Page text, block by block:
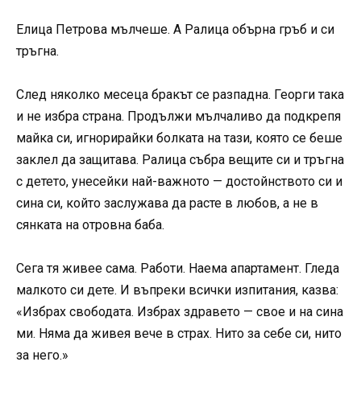
Елица Петрова мълчеше. А Ралица обърна гръб и си
тръгна.
След няколко месеца бракът се разпадна. Георги така
и не избра страна. Продължи мълчаливо да подкрепя
майка си, игнорирайки болката на тази, която се беше
заклел да защитава. Ралица събра вещите си и тръгна
с детето, унесейки най-важното — достойнството си и
сина си, който заслужава да расте в любов, а не в
сянката на отровна баба.
Сега тя живее сама. Работи. Наема апартамент. Гледа
малкото си дете. И въпреки всички изпитания, казва:
«Избрах свободата. Избрах здравето — свое и на сина
ми. Няма да живея вече в страх. Нито за себе си, нито
за него.»